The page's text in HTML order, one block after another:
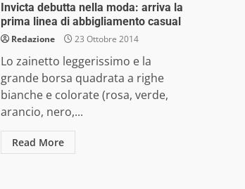
Invicta debutta nella moda: arriva la
prima linea di abbigliamento casual
Redazione 23 Ottobre 2014
Lo zainetto leggerissimo e la
grande borsa quadrata a righe
bianche e colorate (rosa, verde,
arancio, nero,...
Read More